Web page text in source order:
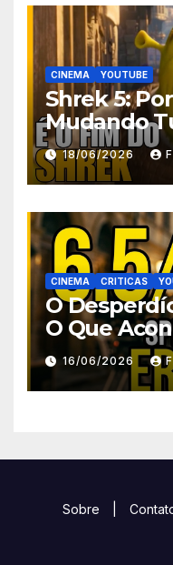
CINEMA YOUTUBE
Shrek 5:
Mudando
18/06/2026
CINEMA CRITICAS
O
O Que
16/06/2026
Sobre